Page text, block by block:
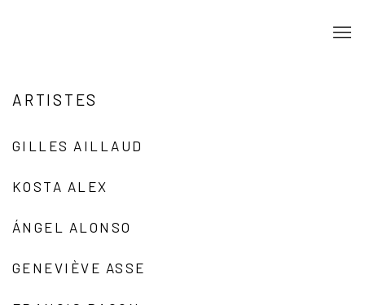
ARTISTES
GILLES AILLAUD
KOSTA ALEX
ÁNGEL ALONSO
GENEVIÈVE ASSE